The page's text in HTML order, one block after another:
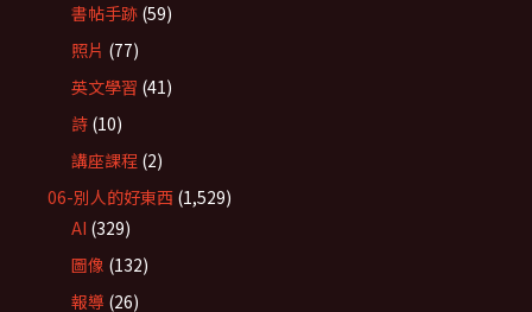
書帖手跡 (59)
照片 (77)
英文學習 (41)
詩 (10)
講座課程 (2)
06-別人的好東西 (1,529)
AI (329)
圖像 (132)
報導 (26)